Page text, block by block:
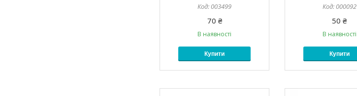
003499
70 ₴
В наявності
Купити
000092
50 ₴
В наявності
Купити